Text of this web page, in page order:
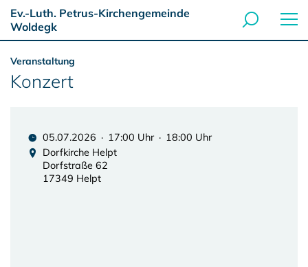
Ev.-Luth. Petrus-Kirchengemeinde
Woldegk
Veranstaltung
Konzert
05.07.2026 · 17:00 Uhr · 18:00 Uhr
Dorfkirche Helpt
Dorfstraße 62
17349 Helpt